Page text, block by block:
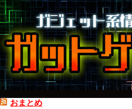
おまとめ